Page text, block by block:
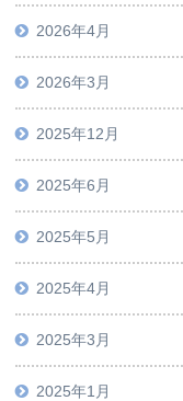
2026年4月
2026年3月
2025年12月
2025年6月
2025年5月
2025年4月
2025年3月
2025年1月